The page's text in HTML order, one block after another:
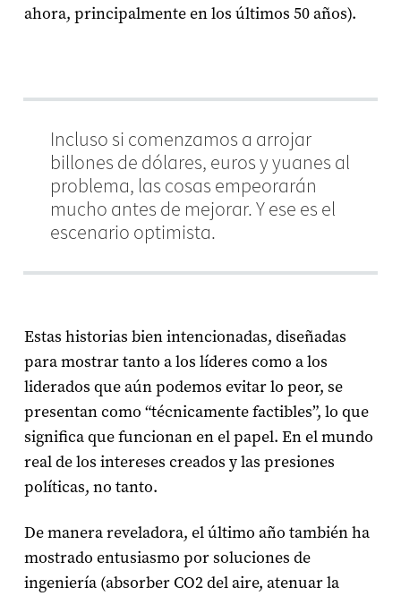
ahora, principalmente en los últimos 50 años).
Incluso si comenzamos a arrojar
billones de dólares, euros y yuanes al
problema, las cosas empeorarán
mucho antes de mejorar. Y ese es el
escenario optimista.
Estas historias bien intencionadas, diseñadas
para mostrar tanto a los líderes como a los
liderados que aún podemos evitar lo peor, se
presentan como “técnicamente factibles”, lo que
significa que funcionan en el papel. En el mundo
real de los intereses creados y las presiones
políticas, no tanto.
De manera reveladora, el último año también ha
mostrado entusiasmo por soluciones de
ingeniería (absorber CO2 del aire, atenuar la